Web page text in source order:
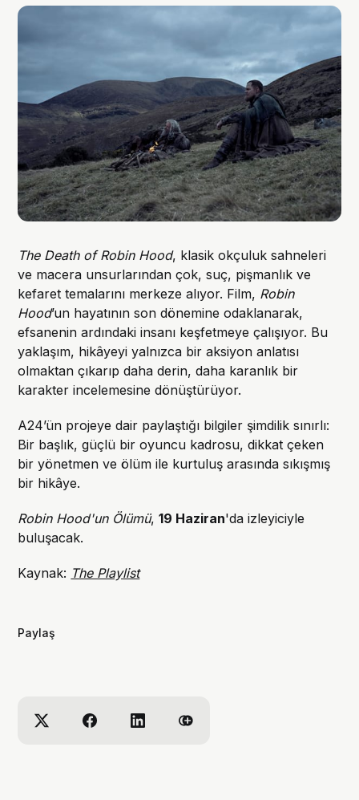
The Death of Robin Hood, klasik okçuluk sahneleri
ve macera unsurlarından çok, suç, pişmanlık ve
kefaret temalarını merkeze alıyor. Film, Robin
Hood’un hayatının son dönemine odaklanarak,
efsanenin ardındaki insanı keşfetmeye çalışıyor. Bu
yaklaşım, hikâyeyi yalnızca bir aksiyon anlatısı
olmaktan çıkarıp daha derin, daha karanlık bir
karakter incelemesine dönüştürüyor.
A24’ün projeye dair paylaştığı bilgiler şimdilik sınırlı:
Bir başlık, güçlü bir oyuncu kadrosu, dikkat çeken
bir yönetmen ve ölüm ile kurtuluş arasında sıkışmış
bir hikâye.
Robin Hood'un Ölümü,19 Haziran'da izleyiciyle
buluşacak.
Kaynak: The Playlist
Paylaş